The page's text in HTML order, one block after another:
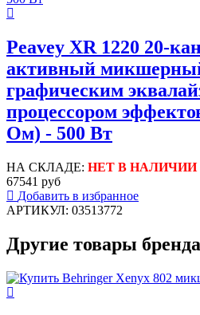
Peavey XR 1220 20-
активный
графическим
процессором
Ом) - 500 Вт
НА СКЛАДЕ: НЕТ В НАЛИЧИИ
67541 руб
Добавить в избранное
АРТИКУЛ: 03513772
Другие товары бренда